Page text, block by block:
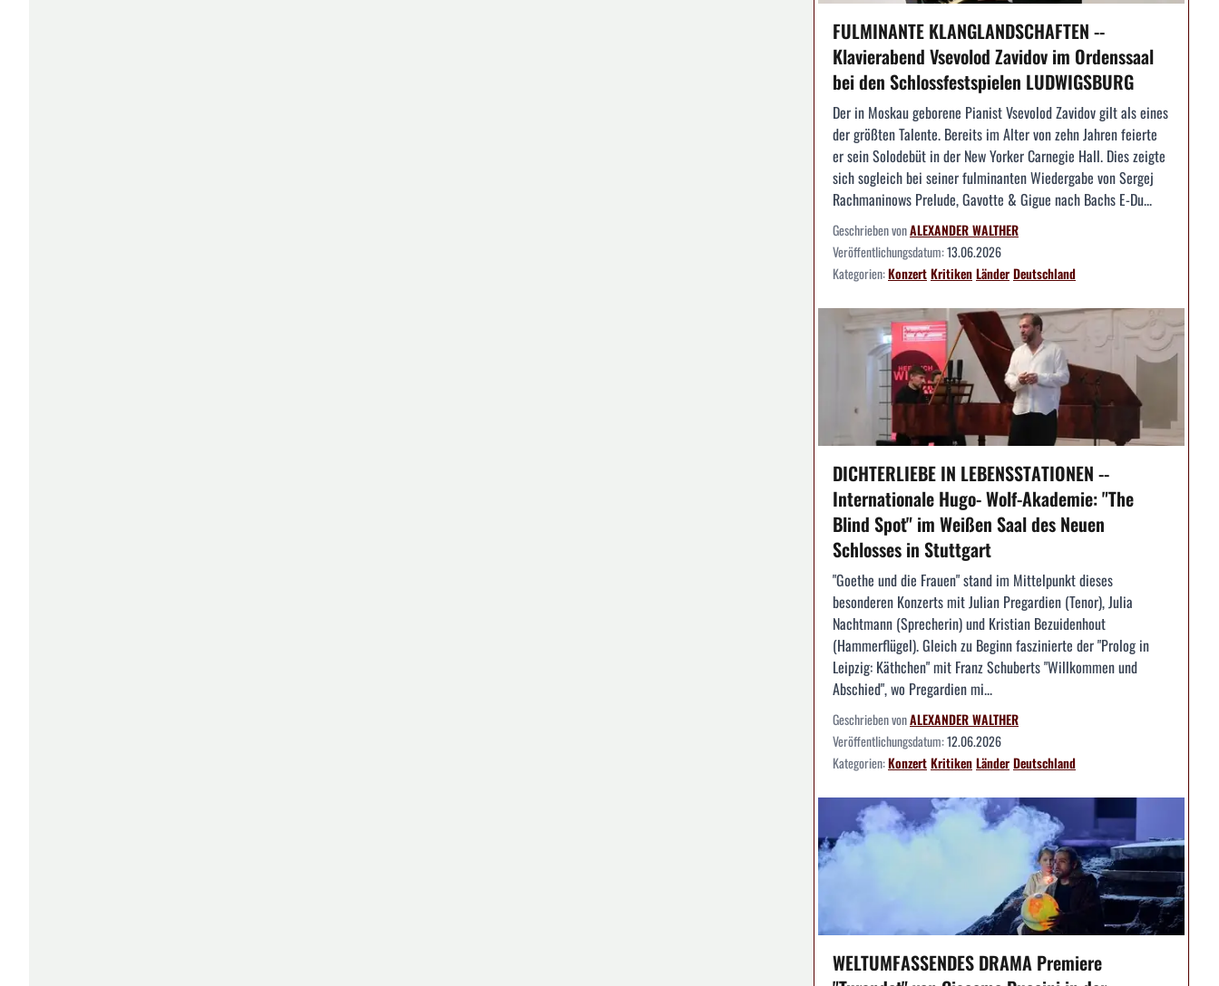
FULMINANTE KLANGLANDSCHAFTEN --
Klavierabend Vsevolod Zavidov im Ordenssaal
bei den Schlossfestspielen LUDWIGSBURG
Der in Moskau geborene Pianist Vsevolod Zavidov gilt als eines
der größten Talente. Bereits im Alter von zehn Jahren feierte
er sein Solodebüt in der New Yorker Carnegie Hall. Dies zeigte
sich sogleich bei seiner fulminanten Wiedergabe von Sergej
Rachmaninows Prelude, Gavotte & Gigue nach Bachs E-Du...
Geschrieben vonALEXANDER WALTHER
Veröffentlichungsdatum:13.06.2026
Kategorien:KonzertKritikenLänderDeutschland
DICHTERLIEBE IN LEBENSSTATIONEN --
Internationale Hugo- Wolf-Akademie: "The
Blind Spot" im Weißen Saal des Neuen
Schlosses in Stuttgart
"Goethe und die Frauen" stand im Mittelpunkt dieses
besonderen Konzerts mit Julian Pregardien (Tenor), Julia
Nachtmann (Sprecherin) und Kristian Bezuidenhout
(Hammerflügel). Gleich zu Beginn faszinierte der "Prolog in
Leipzig: Käthchen" mit Franz Schuberts "Willkommen und
Abschied", wo Pregardien mi...
Geschrieben vonALEXANDER WALTHER
Veröffentlichungsdatum:12.06.2026
Kategorien:KonzertKritikenLänderDeutschland
WELTUMFASSENDES DRAMA Premiere